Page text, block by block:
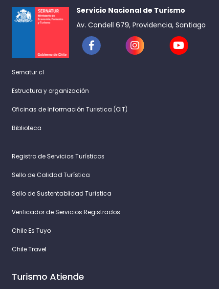
Servicio Nacional de Turismo
Av. Condell 679, Providencia, Santiago
Sernatur.cl
Estructura y organización
Oficinas de Información Turistica (OIT)
Biblioteca
Registro de Servicios Turísticos
Sello de Calidad Turística
Sello de Sustentablidad Turística
Verificador de Servicios Registrados
Chile Es Tuyo
Chile Travel
Turismo Atiende